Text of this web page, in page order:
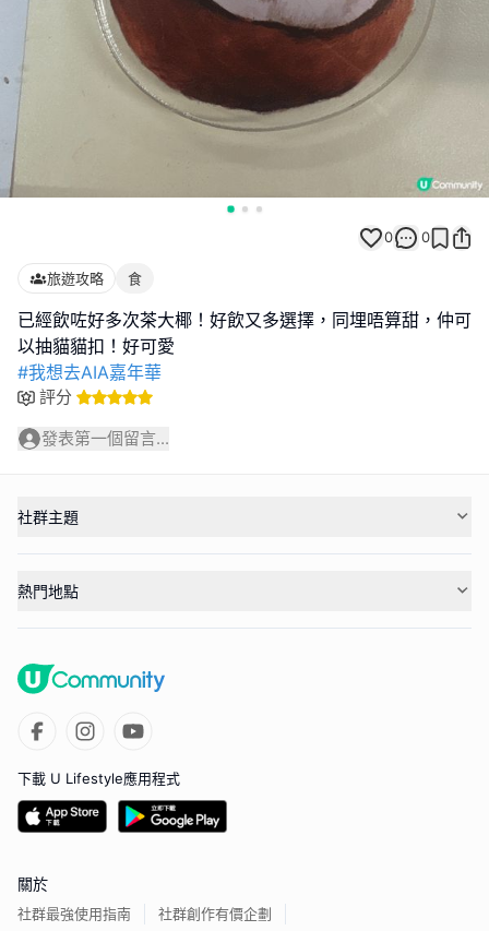
0 0
旅遊攻略 食
已經飲咗好多次茶大椰！好飲又多選擇，同埋唔算甜，仲可
#我想去AIA嘉年華
評分
發表第一個留言...
社群主題
熱門地點
下載 U Lifestyle應用程式
關於
社群最強使用指南 社群創作有價企劃